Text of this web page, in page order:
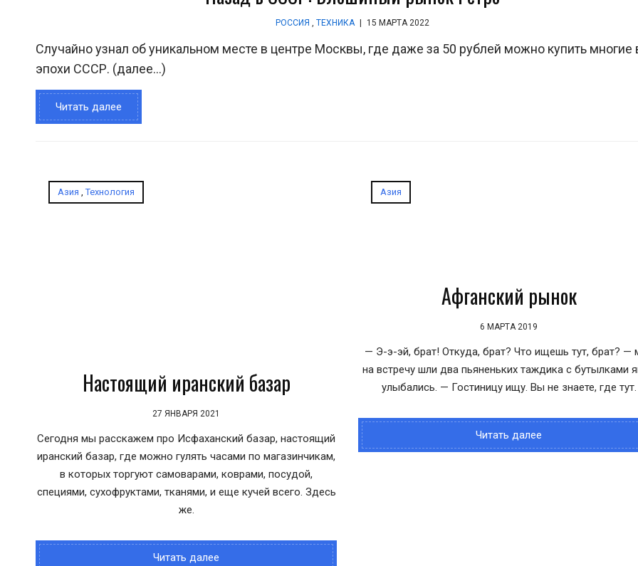
РОССИЯ ,ТЕХНИКА 15 МАРТА 2022
Случайно узнал об уникальном месте в центре Москвы, где даже за 50 рублей можно купить
эпохи СССР. (далее…)
Читать далее
Азия ,Технология
Настоящий иранский базар
27 ЯНВАРЯ 2021
Сегодня мы расскажем про Исфаханский базар, настоящий
иранский базар, где можно гулять часами по магазинчикам,
в которых торгуют самоварами, коврами, посудой,
специями, сухофруктами, тканями, и еще кучей всего. Здесь
же.
Читать далее
Азия
Афганский рынок
6 МАРТА 2019
— Э-э-эй, брат! Откуда, брат? Что ищешь тут, брат? —
на встречу шли два пьяненьких таждика с бутылками
улыбались. — Гостиницу ищу. Вы не знаете, где тут.
Читать далее